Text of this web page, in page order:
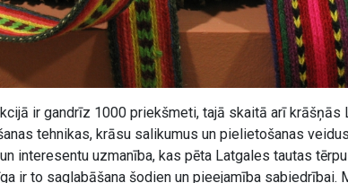
ir gandrīz 1000 priekšmeti, tajā skaitā arī krāšņās
tehnikas, krāsu salikumus un pielietošanas
interesentu uzmanība, kas pēta Latgales tautas
ir to saglabāšana šodien un pieejamība sabiedrībai.